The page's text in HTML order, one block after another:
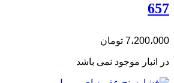
657
7،200،000 تومان
در انبار موجود نمی باشد